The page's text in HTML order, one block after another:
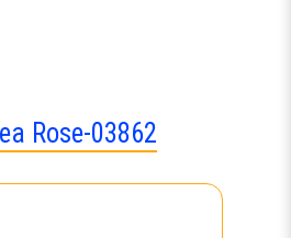
Rose-03862